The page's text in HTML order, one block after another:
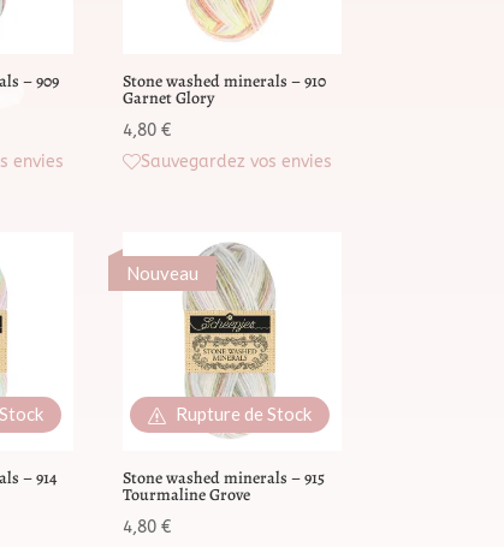
– 909
envies
Stone washed minerals – 910
Garnet Glory
4,80 €
Sauvegardez vos envies
– 914
Nouveau
Rupture de Stock
Stone washed minerals – 915
Tourmaline Grove
4,80 €